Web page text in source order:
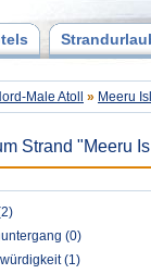
Male Atoll » Meeru
Strand "Meeru
(0)
(1)